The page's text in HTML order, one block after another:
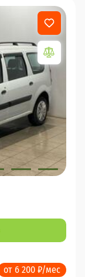
от 6 200 ₽/мес